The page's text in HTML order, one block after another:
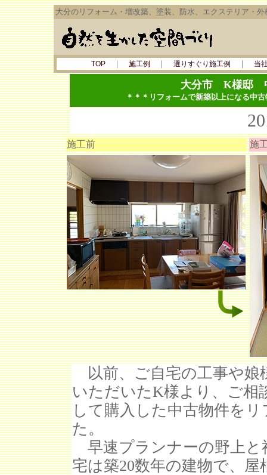
大分のリフォーム・増改築、塗装、防水、エクステリア・
TOP｜ 施工例 ｜ 選りすぐり施工例 ｜ 当
大分市 K様邸
＊＊＊リフォームで新築以上になる中
施工前 施
以前、ご自宅の工事や娘
いただいたK様より、ご相
して購入した中古物件を
た。
早速プランナーの野上と
宅は築20数年の建物で、